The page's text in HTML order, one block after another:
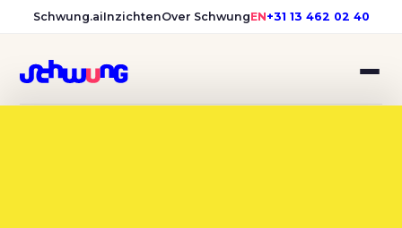
Schwung.aiInzichtenOver SchwungEN+31 13 462 02 40